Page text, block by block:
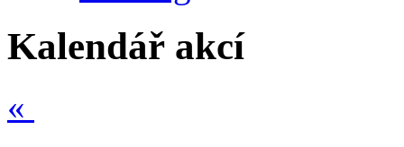
Kalendář akcí
«